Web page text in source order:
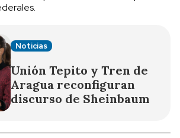
Noticias
Unión Tepito y Tren de
Aragua reconfiguran
discurso de Sheinbaum